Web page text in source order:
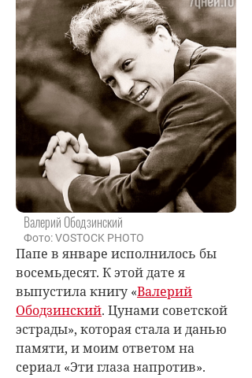
Валерий Ободзинский
Фото: VOSTOCK PHOTO
Папе в январе исполнилось бы
восемьдесят. К этой дате я
выпустила книгу «Валерий
Ободзинский. Цунами советской
эстрады», которая стала и данью
памяти, и моим ответом на
сериал «Эти глаза напротив».